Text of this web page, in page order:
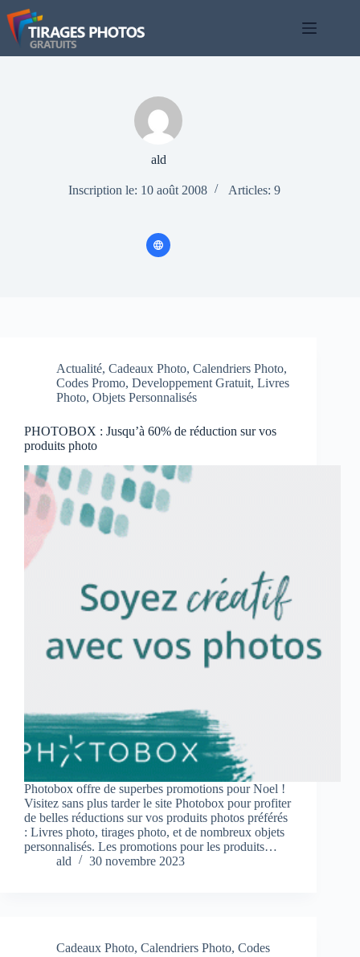
Passer
au
contenu
ald
Inscription le: 10 août 2008 Articles: 9
Actualité, Cadeaux Photo, Calendriers Photo,
Codes Promo, Developpement Gratuit, Livres
Photo, Objets Personnalisés
PHOTOBOX : Jusqu’à 60% de réduction sur vos
produits photo
Photobox offre de superbes promotions pour Noel !
Visitez sans plus tarder le site Photobox pour profiter
de belles réductions sur vos produits photos préférés
: Livres photo, tirages photo, et de nombreux objets
personnalisés. Les promotions pour les produits…
ald
30 novembre 2023
Cadeaux Photo, Calendriers Photo, Codes